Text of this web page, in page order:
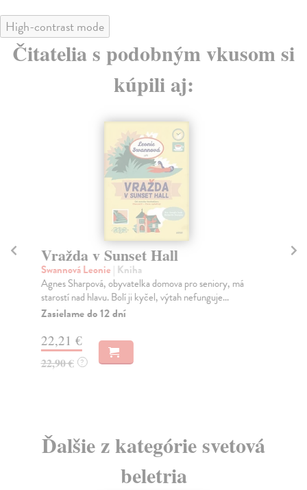
High-contrast mode
Čitatelia s podobným vkusom si
kúpili aj:
Vražda v Sunset Hall
Swannová Leonie | Kniha
Agnes Sharpová, obyvatelka domova pro seniory, má
starostí nad hlavu. Bolí ji kyčel, výtah nefunguje...
Zasielame do 12 dní
22,21 €
22,90 € ?
Ďalšie z kategórie svetová
beletria